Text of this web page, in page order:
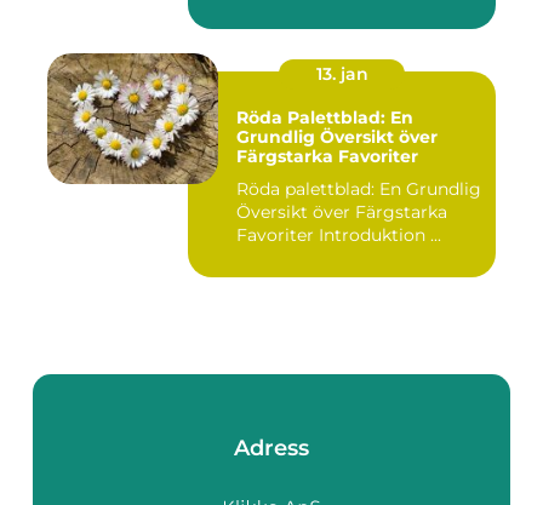
13. jan
Röda Palettblad: En
Grundlig Översikt över
Färgstarka Favoriter
Röda palettblad: En Grundlig
Översikt över Färgstarka
Favoriter Introduktion ...
Adress